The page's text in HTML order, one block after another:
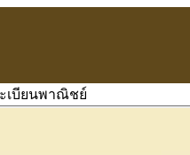
เบียนพาณิชย์